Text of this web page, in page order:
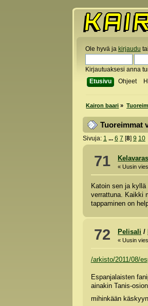
Ole hyvä ja kirjaudu tai
Kirjautuaksesi anna
Etusivu
Ohjeet
Kairon baari »
Tuoreimmat
Sivuja: 1 ... 6 7 [8] 9 10
71 « Uusin
Katoin sen ja
verrattuna. Kaikki
tappaminen on
72 Pelisali /
« Uusin
/arkisto/2011/08/
Espanjalaisten
ainakin Tanis-
mihinkään